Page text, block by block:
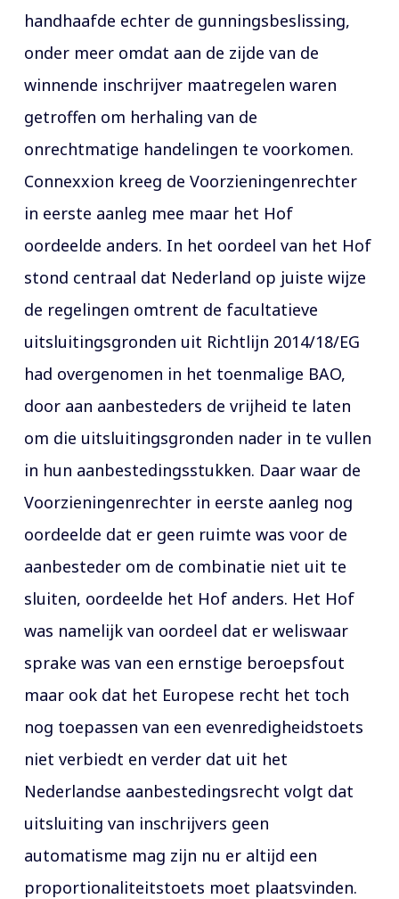
handhaafde echter de gunningsbeslissing,
onder meer omdat aan de zijde van de
winnende inschrijver maatregelen waren
getroffen om herhaling van de
onrechtmatige handelingen te voorkomen.
Connexxion kreeg de Voorzieningenrechter
in eerste aanleg mee maar het Hof
oordeelde anders. In het oordeel van het Hof
stond centraal dat Nederland op juiste wijze
de regelingen omtrent de facultatieve
uitsluitingsgronden uit Richtlijn 2014/18/EG
had overgenomen in het toenmalige BAO,
door aan aanbesteders de vrijheid te laten
om die uitsluitingsgronden nader in te vullen
in hun aanbestedingsstukken. Daar waar de
Voorzieningenrechter in eerste aanleg nog
oordeelde dat er geen ruimte was voor de
aanbesteder om de combinatie niet uit te
sluiten, oordeelde het Hof anders. Het Hof
was namelijk van oordeel dat er weliswaar
sprake was van een ernstige beroepsfout
maar ook dat het Europese recht het toch
nog toepassen van een evenredigheidstoets
niet verbiedt en verder dat uit het
Nederlandse aanbestedingsrecht volgt dat
uitsluiting van inschrijvers geen
automatisme mag zijn nu er altijd een
proportionaliteitstoets moet plaatsvinden.